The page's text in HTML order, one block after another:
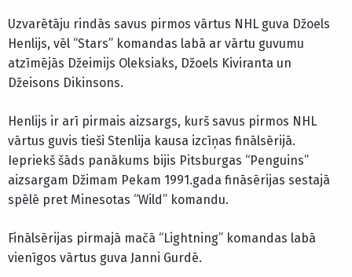
Uzvarētāju rindās savus pirmos vārtus NHL guva Džoels
Henlijs, vēl “Stars” komandas labā ar vārtu guvumu
atzīmējās Džeimijs Oleksiaks, Džoels Kiviranta un
Džeisons Dikinsons.
Henlijs ir arī pirmais aizsargs, kurš savus pirmos NHL
vārtus guvis tieši Stenlija kausa izcīņas finālsērijā.
Iepriekš šāds panākums bijis Pitsburgas “Penguins”
aizsargam Džimam Pekam 1991.gada fināsērijas sestajā
spēlē pret Minesotas “Wild” komandu.
Finālsērijas pirmajā mačā “Lightning” komandas labā
vienīgos vārtus guva Janni Gurdē.